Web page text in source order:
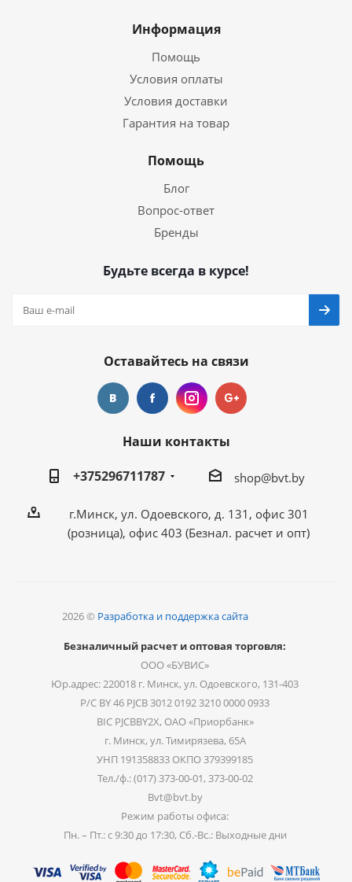
Информация
Помощь
Условия оплаты
Условия доставки
Гарантия на товар
Помощь
Блог
Вопрос-ответ
Бренды
Будьте всегда в курсе!
Оставайтесь на связи
Наши контакты
+375296711787
shop@bvt.by
г.Минск, ул. Одоевского, д. 131, офис 301
(розница), офис 403 (Безнал. расчет и опт)
2026 © Разработка и поддержка сайта
Безналичный расчет и оптовая торговля:
ООО «БУВИС»
Юр.адрес: 220018 г. Минск, ул. Одоевского, 131-403
Р/С BY 46 PJCB 3012 0192 3210 0000 0933
BIC PJCBBY2X, ОАО «Приорбанк»
г. Минск, ул. Тимирязева, 65А
УНП 191358833 ОКПО 379399185
Тел./ф.: (017) 373-00-01, 373-00-02
Bvt@bvt.by
Режим работы офиса:
Пн. – Пт.: с 9:30 до 17:30, Сб.-Вс.: Выходные дни